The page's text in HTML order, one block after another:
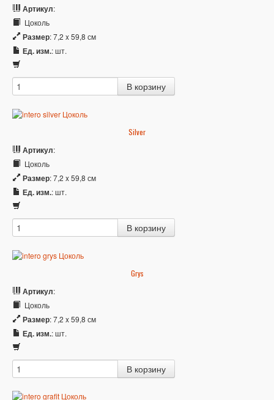
Артикул:
Цоколь
Размер: 7,2 x 59,8 см
Ед. изм.: шт.
Silver
Артикул:
Цоколь
Размер: 7,2 x 59,8 см
Ед. изм.: шт.
Grys
Артикул:
Цоколь
Размер: 7,2 x 59,8 см
Ед. изм.: шт.